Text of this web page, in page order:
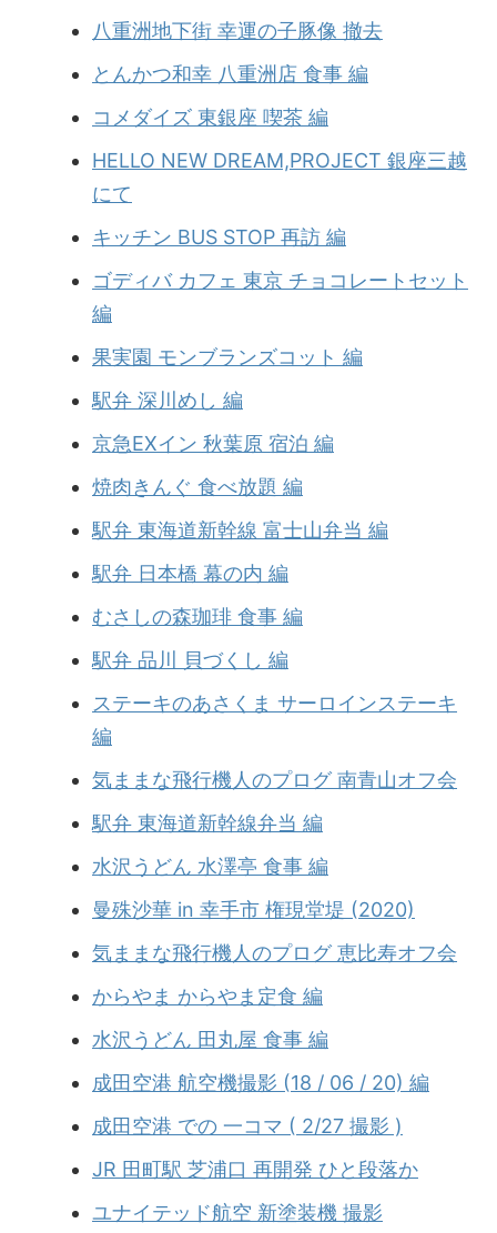
八重洲地下街 幸運の子豚像 撤去
とんかつ和幸 八重洲店 食事 編
コメダイズ 東銀座 喫茶 編
HELLO NEW DREAM,PROJECT 銀座三越
にて
キッチン BUS STOP 再訪 編
ゴディバ カフェ 東京 チョコレートセット
編
果実園 モンブランズコット 編
駅弁 深川めし 編
京急EXイン 秋葉原 宿泊 編
焼肉きんぐ 食べ放題 編
駅弁 東海道新幹線 富士山弁当 編
駅弁 日本橋 幕の内 編
むさしの森珈琲 食事 編
駅弁 品川 貝づくし 編
ステーキのあさくま サーロインステーキ
編
気ままな飛行機人のプログ 南青山オフ会
駅弁 東海道新幹線弁当 編
水沢うどん 水澤亭 食事 編
曼殊沙華 in 幸手市 権現堂堤 (2020)
気ままな飛行機人のプログ 恵比寿オフ会
からやま からやま定食 編
水沢うどん 田丸屋 食事 編
成田空港 航空機撮影 (18 / 06 / 20) 編
成田空港 での 一コマ ( 2/27 撮影 )
JR 田町駅 芝浦口 再開発 ひと段落か
ユナイテッド航空 新塗装機 撮影